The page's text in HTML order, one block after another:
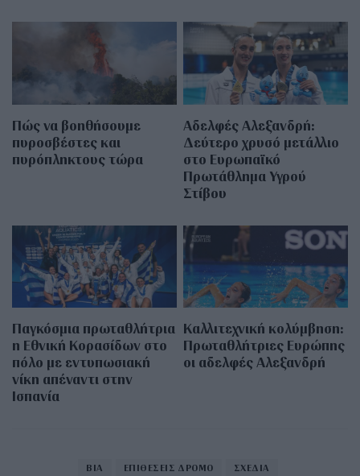
Πώς να βοηθήσουμε
πυροσβέστες και
πυρόπληκτους τώρα
Αδελφές Αλεξανδρή:
Δεύτερο χρυσό μετάλλιο
στο Ευρωπαϊκό
Πρωτάθλημα Υγρού
Στίβου
Παγκόσμια πρωταθλήτρια
η Εθνική Κορασίδων στο
πόλο με εντυπωσιακή
νίκη απέναντι στην
Ισπανία
Καλλιτεχνική κολύμβηση:
Πρωταθλήτριες Ευρώπης
οι αδελφές Αλεξανδρή
ΒΙΑ ΕΠΙΘΕΣΕΙΣ ΔΡΟΜΟ ΣΧΕΔΙΑ